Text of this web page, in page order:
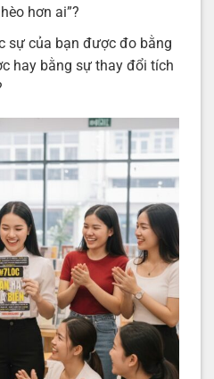
hơn ai”?
sự của bạn được đo bằng
hay bằng sự thay đổi tích